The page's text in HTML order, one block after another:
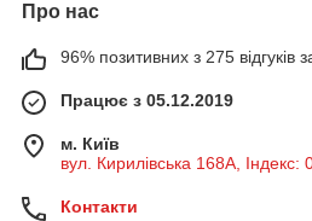
Про нас
96% позитивних з 275 відгуків
Працює з 05.12.2019
м. Київ
вул. Кирилівська 168A, Індекс:
Контакти